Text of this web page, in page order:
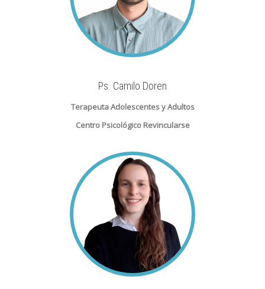
Ps. Camilo Doren
Terapeuta Adolescentes y Adultos
Centro Psicológico Revincularse